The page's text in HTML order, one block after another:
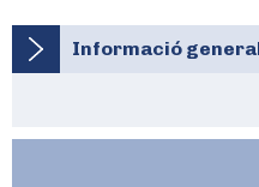
Informació